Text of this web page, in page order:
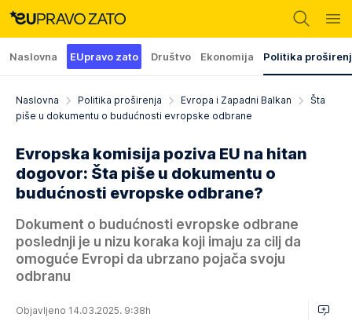
Naslovna EUpravo zato Društvo Ekonomija Politika
Naslovna Politika proširenja Evropa i Zapadni Balkan
Šta
piše u dokumentu o budućnosti evropske odbrane
Evropska komisija poziva EU na hitan
dogovor: Šta piše u dokumentu o
budućnosti evropske odbrane?
Dokument o budućnosti evropske odbrane
poslednji je u nizu koraka koji imaju za cilj da
omoguće Evropi da ubrzano pojača svoju
odbranu
Objavljeno 14.03.2025. 9:38h